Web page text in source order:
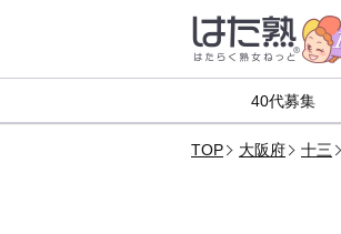
40代募集
TOP 大阪府 十三